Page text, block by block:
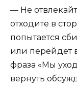
— Не
отходите в
попытается
или перейдет
фраза «Мы
вернуть